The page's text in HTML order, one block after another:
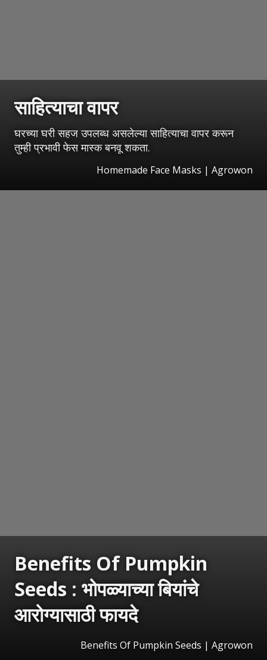
साहित्याचा वापर
घरच्या घरी सहज उपलब्ध असलेल्या साहित्याचा वापर करून
तुम्ही प्रभावी फेस मास्क बनवू शकता.
Homemade Face Masks | Agrowon
Benefits Of Pumpkin
Seeds : भोपळ्याच्या बियांचे
आरोग्यासाठी फायदे
Benefits Of Pumpkin Seeds | Agrowon